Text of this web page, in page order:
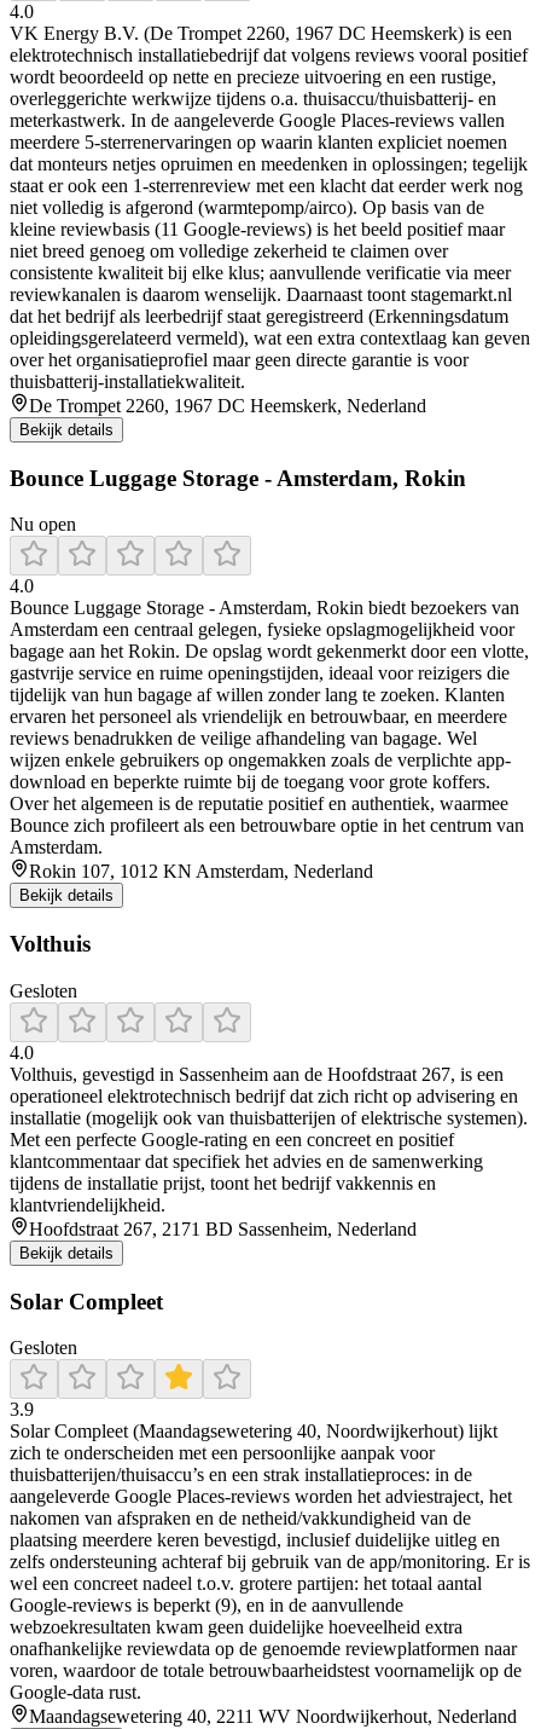
4.0
VK Energy B.V. (De Trompet 2260, 1967 DC Heemskerk) is een
elektrotechnisch installatiebedrijf dat volgens reviews vooral positief
wordt beoordeeld op nette en precieze uitvoering en een rustige,
overleggerichte werkwijze tijdens o.a. thuisaccu/thuisbatterij- en
meterkastwerk. In de aangeleverde Google Places-reviews vallen
meerdere 5-sterrenervaringen op waarin klanten expliciet noemen
dat monteurs netjes opruimen en meedenken in oplossingen; tegelijk
staat er ook een 1-sterrenreview met een klacht dat eerder werk nog
niet volledig is afgerond (warmtepomp/airco). Op basis van de
kleine reviewbasis (11 Google-reviews) is het beeld positief maar
niet breed genoeg om volledige zekerheid te claimen over
consistente kwaliteit bij elke klus; aanvullende verificatie via meer
reviewkanalen is daarom wenselijk. Daarnaast toont stagemarkt.nl
dat het bedrijf als leerbedrijf staat geregistreerd (Erkenningsdatum
opleidingsgerelateerd vermeld), wat een extra contextlaag kan geven
over het organisatieprofiel maar geen directe garantie is voor
thuisbatterij-installatiekwaliteit.
De Trompet 2260, 1967 DC Heemskerk, Nederland
Bekijk details
Bounce Luggage Storage - Amsterdam, Rokin
Nu open
4.0
Bounce Luggage Storage - Amsterdam, Rokin biedt bezoekers van
Amsterdam een centraal gelegen, fysieke opslagmogelijkheid voor
bagage aan het Rokin. De opslag wordt gekenmerkt door een vlotte,
gastvrije service en ruime openingstijden, ideaal voor reizigers die
tijdelijk van hun bagage af willen zonder lang te zoeken. Klanten
ervaren het personeel als vriendelijk en betrouwbaar, en meerdere
reviews benadrukken de veilige afhandeling van bagage. Wel
wijzen enkele gebruikers op ongemakken zoals de verplichte app-
download en beperkte ruimte bij de toegang voor grote koffers.
Over het algemeen is de reputatie positief en authentiek, waarmee
Bounce zich profileert als een betrouwbare optie in het centrum van
Amsterdam.
Rokin 107, 1012 KN Amsterdam, Nederland
Bekijk details
Volthuis
Gesloten
4.0
Volthuis, gevestigd in Sassenheim aan de Hoofdstraat 267, is een
operationeel elektrotechnisch bedrijf dat zich richt op advisering en
installatie (mogelijk ook van thuisbatterijen of elektrische systemen).
Met een perfecte Google-rating en een concreet en positief
klantcommentaar dat specifiek het advies en de samenwerking
tijdens de installatie prijst, toont het bedrijf vakkennis en
klantvriendelijkheid.
Hoofdstraat 267, 2171 BD Sassenheim, Nederland
Bekijk details
Solar Compleet
Gesloten
3.9
Solar Compleet (Maandagsewetering 40, Noordwijkerhout) lijkt
zich te onderscheiden met een persoonlijke aanpak voor
thuisbatterijen/thuisaccu’s en een strak installatieproces: in de
aangeleverde Google Places-reviews worden het adviestraject, het
nakomen van afspraken en de netheid/vakkundigheid van de
plaatsing meerdere keren bevestigd, inclusief duidelijke uitleg en
zelfs ondersteuning achteraf bij gebruik van de app/monitoring. Er is
wel een concreet nadeel t.o.v. grotere partijen: het totaal aantal
Google-reviews is beperkt (9), en in de aanvullende
webzoekresultaten kwam geen duidelijke hoeveelheid extra
onafhankelijke reviewdata op de genoemde reviewplatformen naar
voren, waardoor de totale betrouwbaarheidstest voornamelijk op de
Google-data rust.
Maandagsewetering 40, 2211 WV Noordwijkerhout, Nederland